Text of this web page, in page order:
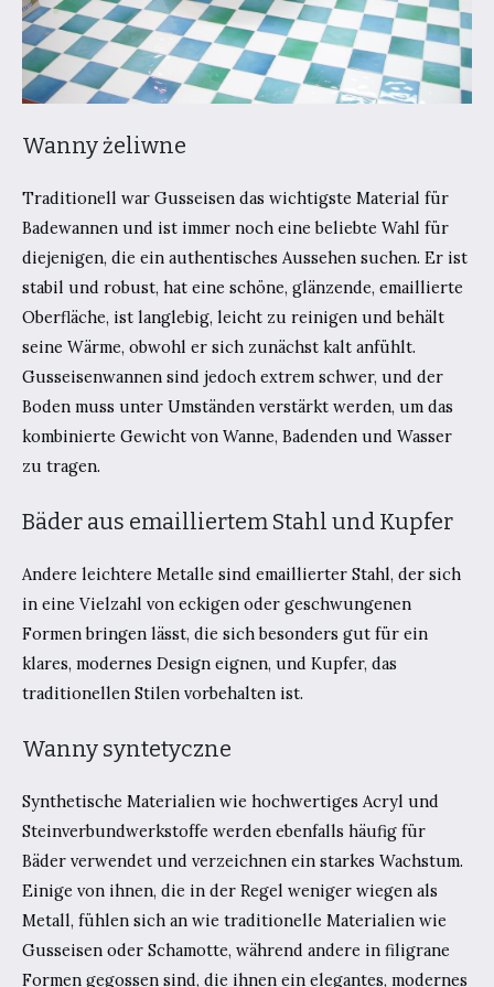
Wanny żeliwne
Traditionell war Gusseisen das wichtigste Material für
Badewannen und ist immer noch eine beliebte Wahl für
diejenigen, die ein authentisches Aussehen suchen. Er ist
stabil und robust, hat eine schöne, glänzende, emaillierte
Oberfläche, ist langlebig, leicht zu reinigen und behält
seine Wärme, obwohl er sich zunächst kalt anfühlt.
Gusseisenwannen sind jedoch extrem schwer, und der
Boden muss unter Umständen verstärkt werden, um das
kombinierte Gewicht von Wanne, Badenden und Wasser
zu tragen.
Bäder aus emailliertem Stahl und Kupfer
Andere leichtere Metalle sind emaillierter Stahl, der sich
in eine Vielzahl von eckigen oder geschwungenen
Formen bringen lässt, die sich besonders gut für ein
klares, modernes Design eignen, und Kupfer, das
traditionellen Stilen vorbehalten ist.
Wanny syntetyczne
Synthetische Materialien wie hochwertiges Acryl und
Steinverbundwerkstoffe werden ebenfalls häufig für
Bäder verwendet und verzeichnen ein starkes Wachstum.
Einige von ihnen, die in der Regel weniger wiegen als
Metall, fühlen sich an wie traditionelle Materialien wie
Gusseisen oder Schamotte, während andere in filigrane
Formen gegossen sind, die ihnen ein elegantes, modernes